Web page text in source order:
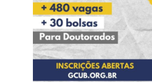
Controladoria-Geral da União
Ministério da Mulher, da Família e dos Direitos